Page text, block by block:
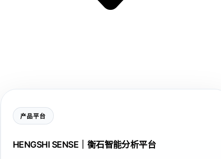
产品平台
HENGSHI SENSE｜衡石智能分析平台